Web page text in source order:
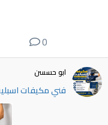
0
ابو حسسن
فني مكيفات اسبليت فك